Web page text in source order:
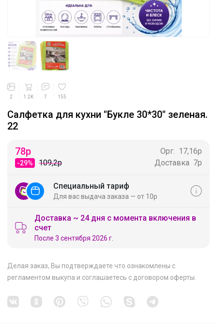
2 1.2K 7 155
Салфетка для кухни "Букле 30*30" зеленая.
22
78р
-29% 109,2р
Орг.
17,16р
Доставка 7р
Специальный тариф
Для вас выдача заказа — от 10р
Доставка ~ 24 дня с момента включения в
счет
После 3 сентября 2026 г.
Делая заказ, Вы подтверждаете что ознакомлены с
регламентом выкупа и соглашаетесь с договором оферты